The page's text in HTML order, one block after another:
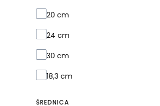
20 cm
24 cm
30 cm
18,3 cm
ŚREDNICA